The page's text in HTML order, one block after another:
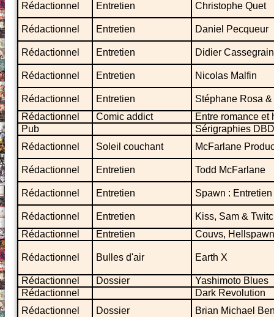
Rédactionnel
Entretien Christophe Quet
Rédactionnel Entretien Daniel Pecqueur
Rédactionnel Entretien Didier Cassegrain
Rédactionnel Entretien Nicolas Malfin
Rédactionnel Entretien
Stéphane Rosa
Rédactionnel
Comic addict
Entre romance et
Pub
Sérigraphies DBD
Rédactionnel
Soleil couchant McFarlane
Rédactionnel Entretien Todd McFarlane
Rédactionnel Entretien Spawn :
Rédactionnel Entretien
Kiss, Sam &
Rédactionnel
Entretien Couvs,
Rédactionnel Bulles d'air Earth X
Rédactionnel Dossier
Yashimoto Blues
Rédactionnel
Dark Revolution
Rédactionnel
Dossier Brian Michael